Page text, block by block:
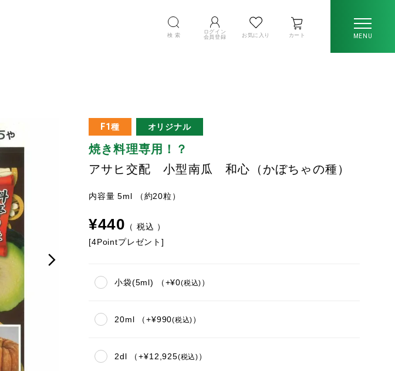
検 索
ログイン
会員登録
お気に入り カート MENU
F1種 オリジナル
焼き料理専用！？
アサヒ交配 小型南瓜 和心（かぼちゃの種）
内容量 5ml （約20粒）
¥440
税込
[4Pointプレゼント]
小袋(5ml) +¥0 税込
20ml +¥990 税込
2dl +¥12,925 税込